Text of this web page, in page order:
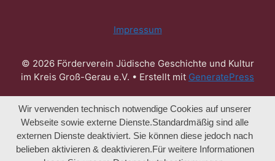
Impressum
© 2026 Förderverein Jüdische Geschichte und Kultur
im Kreis Groß-Gerau e.V. • Erstellt mit GeneratePress
Wir verwenden technisch notwendige Cookies auf unserer
Webseite sowie externe Dienste.Standardmäßig sind alle
externen Dienste deaktiviert. Sie können diese jedoch nach
belieben aktivieren & deaktivieren.Für weitere Informationen